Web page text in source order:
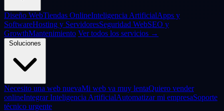
Diseño WebTiendas OnlineInteligencia ArtificialApps y
SoftwareHosting y ServidoresSeguridad WebSEO y
GrowthMantenimiento Ver todos los servicios →
Soluciones
Necesito una web nuevaMi web va muy lentaQuiero vender
onlineIntegrar Inteligencia ArtificialAutomatizar mi empresaSoporte
técnico urgente